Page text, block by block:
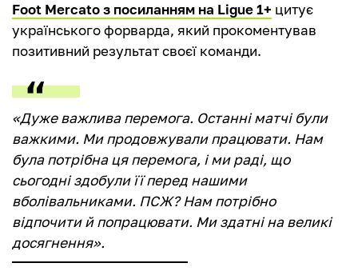
Foot Mercato з посиланням на Ligue 1+ цитує
українського форварда, який прокоментував
позитивний результат своєї команди.
«Дуже важлива перемога. Останні матчі були
важкими. Ми продовжували працювати. Нам
була потрібна ця перемога, і ми раді, що
сьогодні здобули її перед нашими
вболівальниками. ПСЖ? Нам потрібно
відпочити й попрацювати. Ми здатні на великі
досягнення».